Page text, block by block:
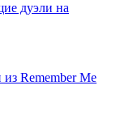
дуэли на
Remember Me